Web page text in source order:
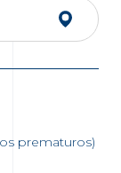
prematuros)